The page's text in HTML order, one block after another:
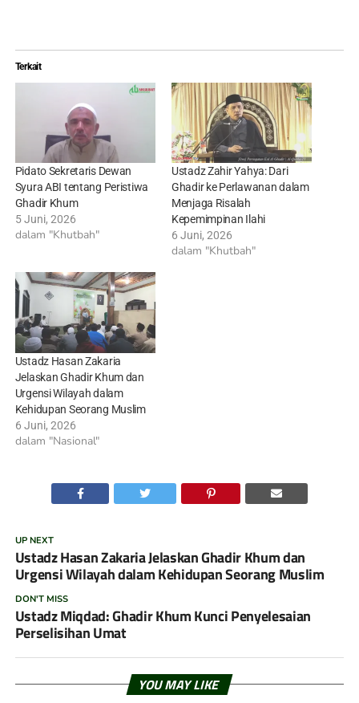
Terkait
Pidato Sekretaris Dewan
Syura ABI tentang Peristiwa
Ghadir Khum
5 Juni, 2026
dalam "Khutbah"
Ustadz Zahir Yahya: Dari
Ghadir ke Perlawanan dalam
Menjaga Risalah
Kepemimpinan Ilahi
6 Juni, 2026
dalam "Khutbah"
Ustadz Hasan Zakaria
Jelaskan Ghadir Khum dan
Urgensi Wilayah dalam
Kehidupan Seorang Muslim
6 Juni, 2026
dalam "Nasional"
UP NEXT
Ustadz Hasan Zakaria Jelaskan Ghadir Khum dan
Urgensi Wilayah dalam Kehidupan Seorang Muslim
DON'T MISS
Ustadz Miqdad: Ghadir Khum Kunci Penyelesaian
Perselisihan Umat
YOU MAY LIKE